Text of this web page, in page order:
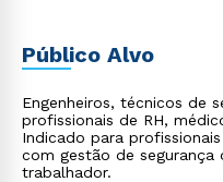
Público Alvo
Engenheiros, técnicos de
profissionais de RH,
Indicado para
com gestão de segurança
trabalhador.